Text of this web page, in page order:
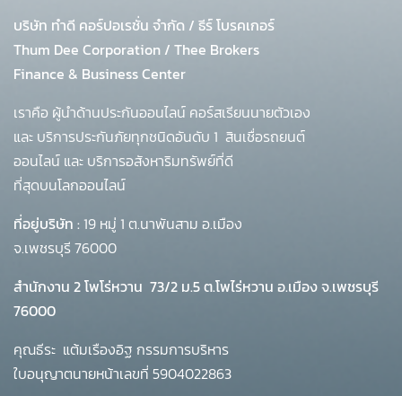
บริษัท ทำดี คอร์ปอเรชั่น จำกัด / ธีร์ โบรคเกอร์
Thum Dee Corporation / Thee Brokers
Finance & Business Center
เราคือ ผู้นำด้านประกันออนไลน์ คอร์สเรียนนายตัวเอง
และ บริการประกันภัยทุกชนิดอันดับ 1 สินเชื่อรถยนต์
ออนไลน์ และ บริการอสังหาริมทรัพย์ที่ดี
ที่สุดบนโลกออนไลน์
ที่อยู่บริษัท : 19 หมู่ 1 ต.นาพันสาม อ.เมือง
จ.เพชรบุรี 76000
สำนักงาน 2 โพโร่หวาน 73/2 ม.5 ต.โพไร่หวาน อ.เมือง จ.เพชรบุรี
76000
คุณธีระ แต้มเรืองอิฐ กรรมการบริหาร
ใบอนุญาตนายหน้าเลขที่ 5904022863